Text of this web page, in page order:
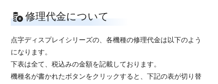
修理代金について
点字ディスプレイシリーズの、各機種の修理代金は以下のよう
になります。
下表は全て、税込みの金額を記載しております。
機種名が書かれたボタンをクリックすると、下記の表が切り替